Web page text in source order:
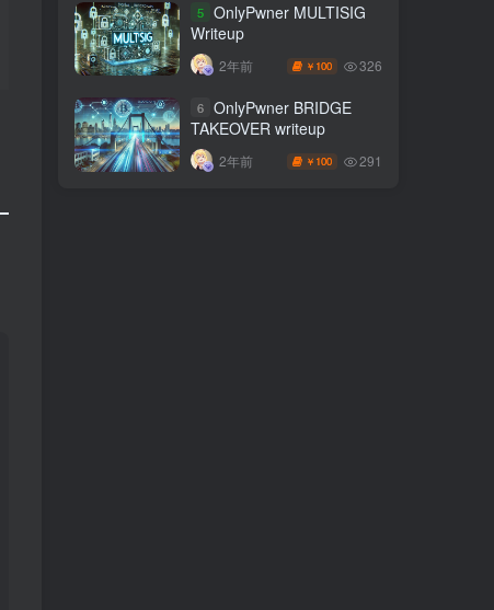
5 OnlyPwner MULTISIG
Writeup
2年前 ￥ 100 326
6 OnlyPwner BRIDGE
TAKEOVER writeup
2年前 ￥ 100 291